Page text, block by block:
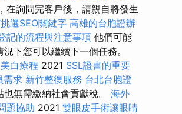
在詢問完客戶後，請親自將發生
選SEO關鍵字 高雄的台胞證辦
記的流程與注意事項 他們可能
下您可以繼續下一個任務。
白療程 2021 SSL證書的重要
需求 新竹整復服務 台北台胞證
無需繳納社會貢獻稅。 海外
題協助 2021 雙眼皮手術讓眼睛